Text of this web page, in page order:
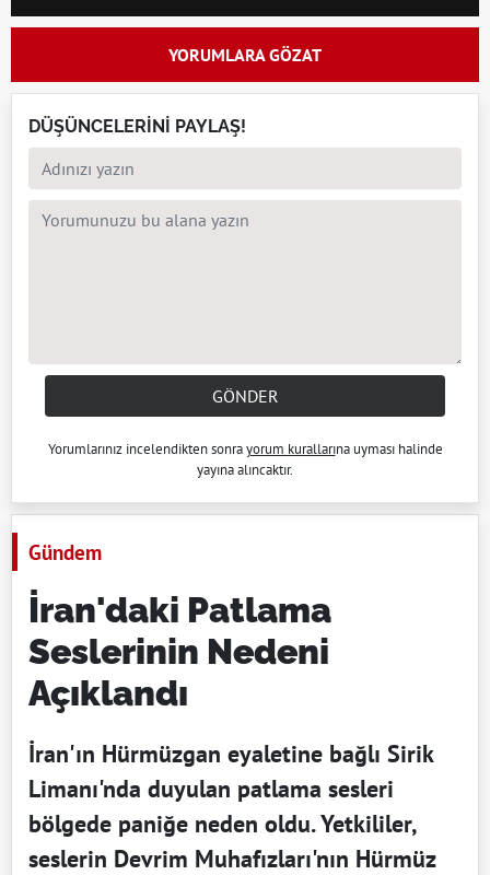
YORUMLARA GÖZAT
DÜŞÜNCELERİNİ PAYLAŞ!
GÖNDER
Yorumlarınız incelendikten sonrayorum kurallarına uyması halinde
yayına alıncaktır.
Gündem
İran'daki Patlama
Seslerinin Nedeni
Açıklandı
İran'ın Hürmüzgan eyaletine bağlı Sirik
Limanı'nda duyulan patlama sesleri
bölgede paniğe neden oldu. Yetkililer,
seslerin Devrim Muhafızları'nın Hürmüz